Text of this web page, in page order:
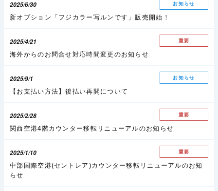
2025/6/30 お知らせ
新オプション「フジカラー写ルンです」販売開始！
2025/4/21 重要
海外からのお問合せ対応時間変更のお知らせ
2025/9/1 お知らせ
【お支払い方法】後払い再開について
2025/2/28 重要
関西空港4階カウンター移転リニューアルのお知らせ
2025/1/10 重要
中部国際空港(セントレア)カウンター移転リニューアルのお知
らせ